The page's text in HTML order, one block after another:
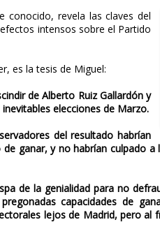
conocido, revela las claves del
intensos sobre el Partido
es la tesis de Miguel:
de Alberto Ruiz Gallardón y
elecciones de Marzo.
del resultado habrían
ganar, y no habrían culpado
de la genialidad para no
capacidades de
lejos de Madrid, pero al